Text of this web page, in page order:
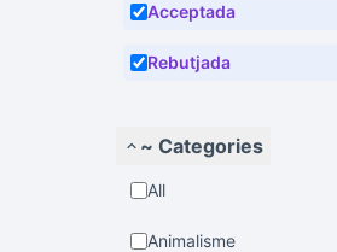
Acceptada
Rebutjada
~ Categories
All
Animalisme